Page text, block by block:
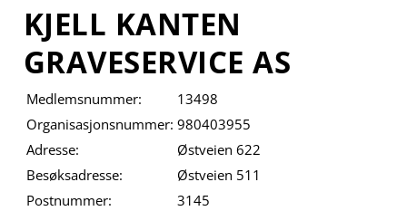
KJELL KANTEN
GRAVESERVICE AS
Medlemsnummer:
13498
Organisasjonsnummer: 980403955
Adresse:
Østveien 622
Besøksadresse:
Østveien 511
Postnummer:
3145